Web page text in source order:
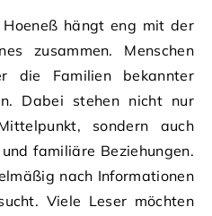
hängt eng mit der
zusammen. Menschen
die Familien bekannter
Dabei stehen nicht nur
sondern auch
familiäre Beziehungen.
nach Informationen
Viele Leser möchten